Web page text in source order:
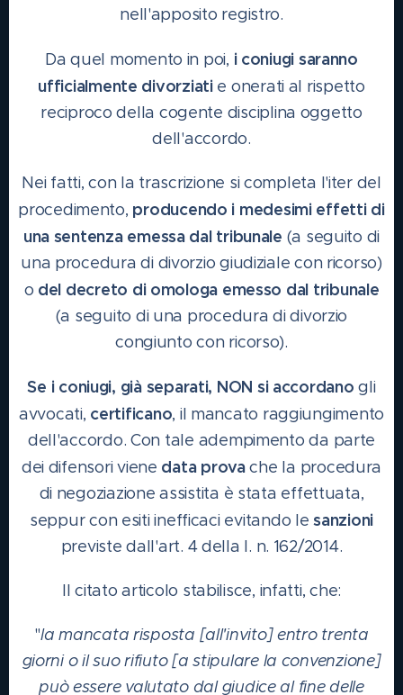
nell'apposito registro.
Da quel momento in poi, i coniugi saranno
ufficialmente divorziati e onerati al rispetto
reciproco della cogente disciplina oggetto
dell'accordo.
Nei fatti, con la trascrizione si completa l'iter del
procedimento, producendo i medesimi effetti di
una sentenza emessa dal tribunale (a seguito di
una procedura di divorzio giudiziale con ricorso)
o del decreto di omologa emesso dal tribunale
(a seguito di una procedura di divorzio
congiunto con ricorso).
Se i coniugi, già separati, NON si accordano gli
avvocati, certificano, il mancato raggiungimento
dell'accordo. Con tale adempimento da parte
dei difensori viene data provache la procedura
di negoziazione assistita è stata effettuata,
seppur con esiti inefficaci evitando lesanzioni
previste dall'art. 4 della l. n. 162/2014.
Il citato articolo stabilisce, infatti, che:
"la mancata risposta [all'invito] entro trenta
giorni o il suo rifiuto [a stipulare la convenzione]
può essere valutato dal giudice al fine delle